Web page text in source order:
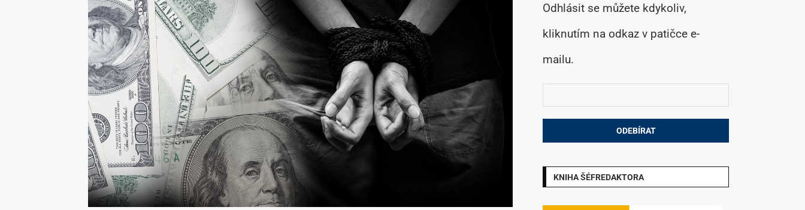
Odhlásit se můžete kdykoliv,
kliknutím na odkaz v patičce e-
mailu.
KNIHA ŠÉFREDAKTORA